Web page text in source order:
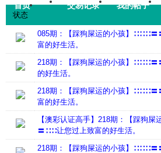
首页 交易记录 我的帖子
状态
085期：【踩狗屎运的小孩】∷∷∷
富的好生活。
218期：【踩狗屎运的小孩】∷∷∷
的好生活。
218期：【踩狗屎运的小孩】∷∷∷
富的好生活。
【澳彩认证高手】218期：【踩狗
〓∷∷让您过上致富的好生活。
218期：【踩狗屎运的小孩】∷∷∷